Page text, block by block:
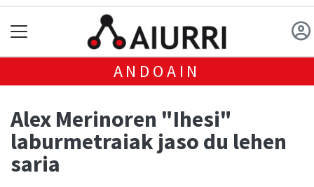
ANDOAIN
Alex Merinoren "Ihesi"
laburmetraiak jaso du lehen
saria